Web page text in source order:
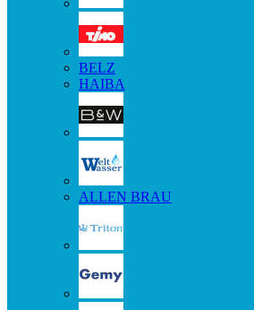
BELZ
HAIBA
ALLEN BRAU